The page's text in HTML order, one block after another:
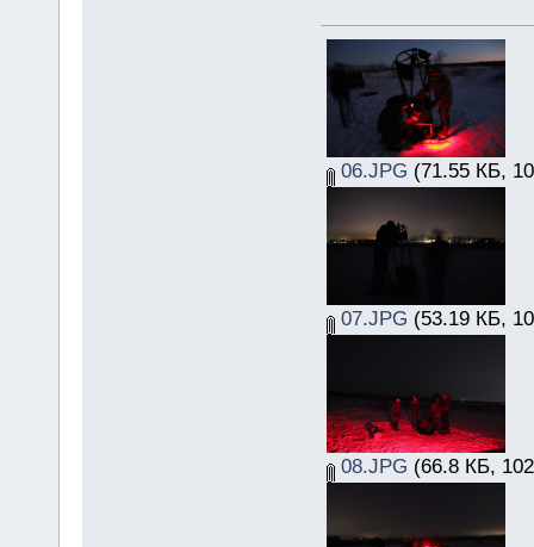
06.JPG (71.55 КБ,
07.JPG (53.19 КБ,
08.JPG (66.8 КБ,